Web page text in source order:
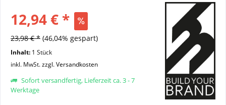
12,94 € *
23,98 € * (46,04% gespart)
Inhalt: 1 Stück
inkl. MwSt.zzgl. Versandkosten
Sofort versandfertig, Lieferzeit ca. 3 - 7
Werktage